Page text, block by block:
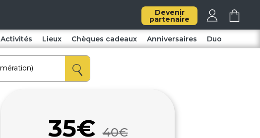
Devenir
partenaire
Activités Lieux Chèques cadeaux Anniversaires Duo
35€ 40€